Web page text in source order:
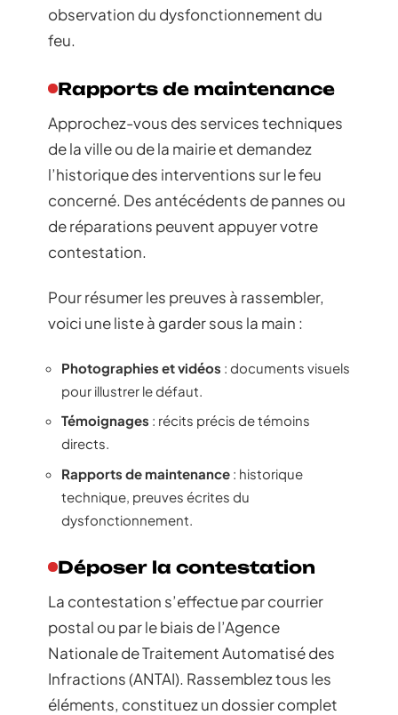
observation du dysfonctionnement du
feu.
Rapports de maintenance
Approchez-vous des services techniques
de la ville ou de la mairie et demandez
l’historique des interventions sur le feu
concerné. Des antécédents de pannes ou
de réparations peuvent appuyer votre
contestation.
Pour résumer les preuves à rassembler,
voici une liste à garder sous la main :
Photographies et vidéos : documents visuels
pour illustrer le défaut.
Témoignages : récits précis de témoins
directs.
Rapports de maintenance : historique
technique, preuves écrites du
dysfonctionnement.
Déposer la contestation
La contestation s’effectue par courrier
postal ou par le biais de l’Agence
Nationale de Traitement Automatisé des
Infractions (ANTAI). Rassemblez tous les
éléments, constituez un dossier complet